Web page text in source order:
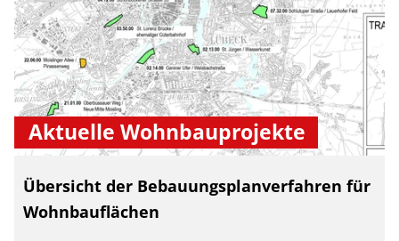
Aktuelle Wohnbauprojekte
Übersicht der Bebauungsplanverfahren für
Wohnbauflächen